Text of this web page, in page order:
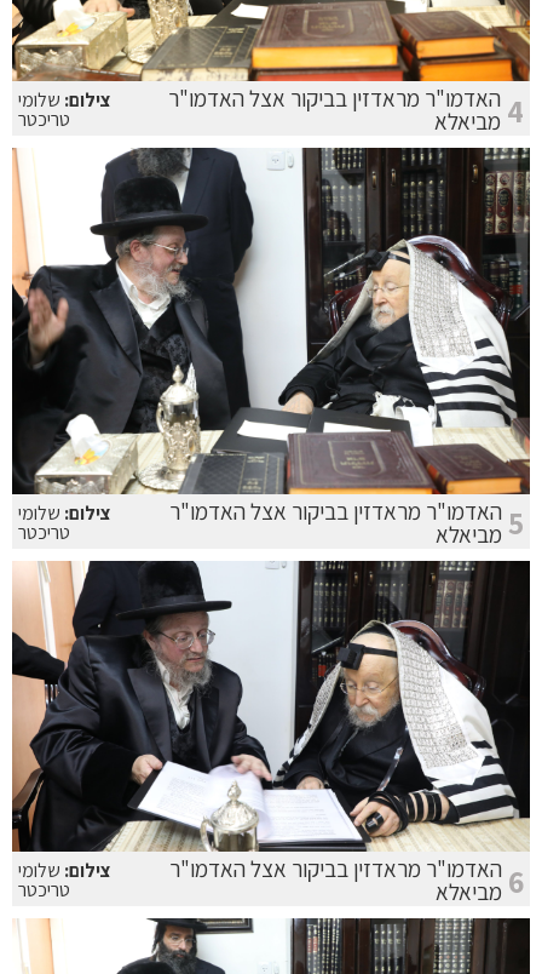
4 האדמו"ר מראדזין בביקור אצל האדמו"ר
מביאלא
צילום: שלומי
טריכטר
5 האדמו"ר מראדזין בביקור אצל האדמו"ר
מביאלא
צילום: שלומי
טריכטר
6 האדמו"ר מראדזין בביקור אצל האדמו"ר
מביאלא
צילום: שלומי
טריכטר